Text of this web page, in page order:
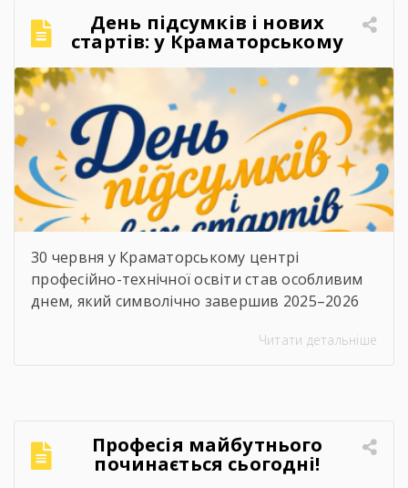
День підсумків і нових
стартів: у Краматорському
центрі ПТО завершили 2025–
2026 навчальний рік
30 червня у Краматорському центрі
професійно-технічної освіти став особливим
днем, який символічно завершив 2025–2026
дві важливі події — урочисте вручення
випускники 2026 року. Для них це стало
початком нового життєвого етапу, а для
педагогічного колективу — ще […]
Читати детальніше
Професія майбутнього
починається сьогодні!